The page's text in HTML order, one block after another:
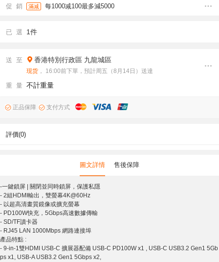
促 銷 滿减 每1000减100最多減5000
已 選 1件
送 至 香港特別行政區 九龍城區
现货 ， 16:00前下單，預計周五（8月14日）送達
重 量 不計重量
正品保障 支付方式
評價(0)
圖文詳情 售後保障
-一鍵鎖屏 | 關閉並同時鎖屏，保護私隱
- 2組HDMI輸出，雙螢幕4K@60Hz
- 以超高清畫質鏡像或擴充螢幕
- PD100W快充，5Gbps高速數據傳輸
- SD/TF讀卡器
- RJ45 LAN 1000Mbps 網路連接埠
產品特點 :
- 9-in-1雙HDMI USB-C 擴展器配備 USB-C PD100W x1 , USB-C USB3.2 Gen1 5Gb
ps x1, USB-A USB3.2 Gen1 5Gbps x2,